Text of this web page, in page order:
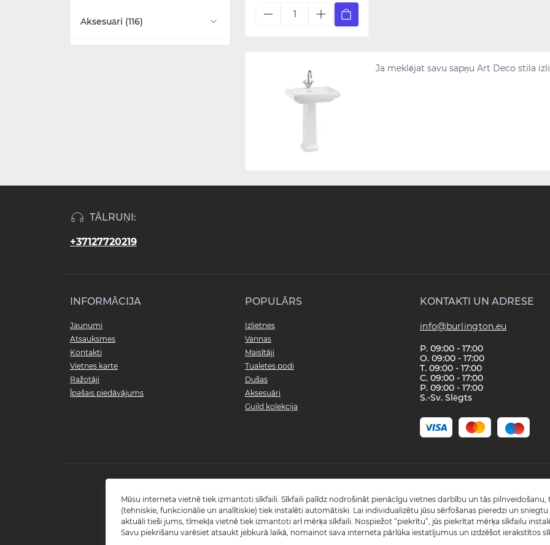
Higiēnas dušas (3)
Walk-in tipa dušas kabīnes (4)
Aksesuāri (116)
Ja meklējat savu sapņu Art Deco stila
TĀLRUŅI:
+37127720219
INFORMĀCIJA
Jaunumi
Atsauksmes
Kontakti
Vietnes karte
Ražotāji
Īpašais piedāvājums
POPULĀRS
Izlietnes
Vannas
Maisītāji
Tualetes podi
Dušas
Aksesuāri
Guild kolekcija
KONTAKTI UN ADRESE
info@burlington.eu
P. 09:00 - 17:00
O. 09:00 - 17:00
T. 09:00 - 17:00
C. 09:00 - 17:00
P. 09:00 - 17:00
S.-Sv. Slēgts
Reģistrācijas numurs: 40003988866
Visas cenas norādītas bez PVN.
Šo vietni izstrādāja «Qloud»
Mūsu interneta vietnē tiek izmantoti sīkfaili. Sīkfaili palīdz nodrošināt pienācīgu vietnes darbību un tās pilnveidošanu,
(tehniskie, funkcionālie un analītiskie) tiek instalēti automātiski. Lai individualizētu jūsu sērfošanas pieredzi un
aktuāli tieši jums, tīmekļa vietnē tiek izmantoti arī mērķa sīkfaili. Nospiežot “piekrītu”, jūs piekrītat mērķa sīkfailu
Savu piekrišanu varēsiet atsaukt jebkurā laikā, nomainot sava interneta pārlūka iestatījumus un izdzēšot ierakstītos